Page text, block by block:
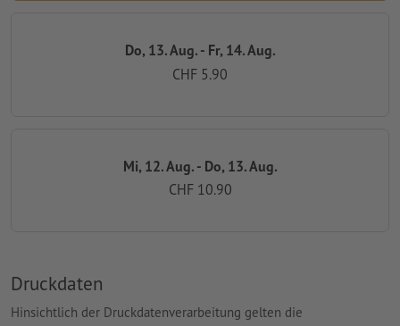
Do, 13. Aug. - Fr, 14. Aug.
CHF 5.90
Mi, 12. Aug. - Do, 13. Aug.
CHF 10.90
Druckdaten
Hinsichtlich der Druckdatenverarbeitung gelten die